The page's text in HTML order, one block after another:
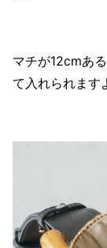
マチが12cmあ
て入れられます